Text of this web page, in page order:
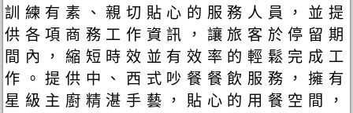
訓練有素、親切貼心的服務人員，並提
供各項商務工作資訊，讓旅客於停留期
間內，縮短時效並有效率的輕鬆完成工
作。提供中、西式吵餐餐飲服務，擁有
星級主廚精湛手藝，貼心的用餐空間，